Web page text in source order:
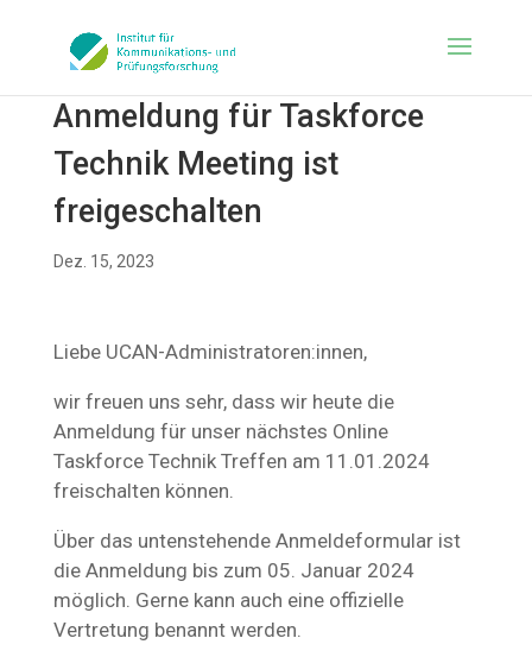
Anmeldung für Taskforce
Technik Meeting ist
freigeschalten
Dez. 15, 2023
Liebe UCAN-Administratoren:innen,
wir freuen uns sehr, dass wir heute die
Anmeldung für unser nächstes Online
Taskforce Technik Treffen am 11.01.2024
freischalten können.
Über das untenstehende Anmeldeformular ist
die Anmeldung bis zum 05. Januar 2024
möglich. Gerne kann auch eine offizielle
Vertretung benannt werden.